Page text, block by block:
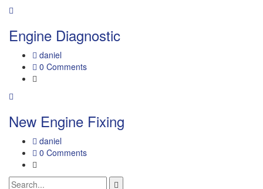
Engine Diagnostic
daniel
0 Comments
New Engine Fixing
daniel
0 Comments